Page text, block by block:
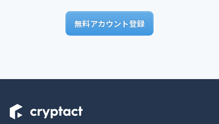
無料アカウント登録